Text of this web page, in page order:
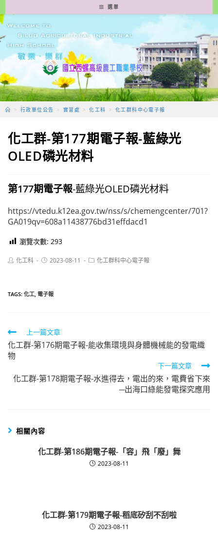
轉
至
要
容
選單
> 行政單位公告 > 實習處 > 化工科 > 化工群科中心電子報
化工群-第177期電子報-藍綠光
OLED磷光材料
第177期電子報-藍綠光OLED磷光材料
https://vtedu.k12ea.gov.tw/nss/s/chemengcenter/701?
GA019qv=608a11438776bd31effdacd1
瀏覽次數: 293
Post化工科
Post2023-08-11
Post化工群科中心電子報
TAGS:化工, 電子報
Read
more
articles
上一篇文章
化工群-第176期電子報-能收集環境與身體機械能的發電織
物
下一篇文章
化工群-第178期電子報-水進得去，電出的來，電費省下來
─出海口綠能發電探究應用
相關內容
化工群-第186期電子報-「容」飛「廢」舞
2023-08-11
化工群-第179期電子報-稻底矽刮不刮啦
2023-08-11